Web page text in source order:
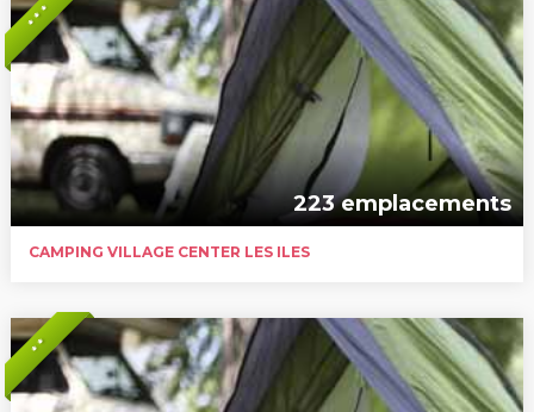
* * *
223 emplacements
CAMPING VILLAGE CENTER LES ILES
* *